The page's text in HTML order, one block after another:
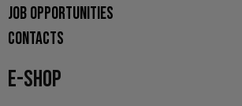
JOB OPPORTUNITIES
CONTACTS
E-SHOP